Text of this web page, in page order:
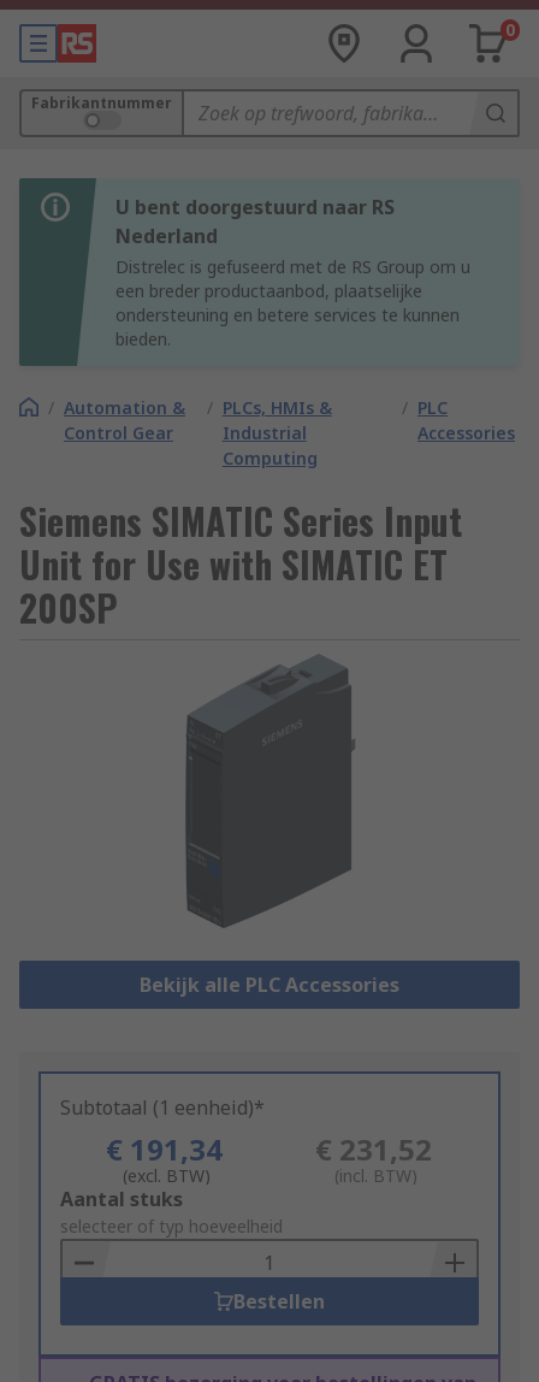
0
Fabrikantnummer
U bent doorgestuurd naar RS
Nederland
Distrelec is gefuseerd met de RS Group om u
een breder productaanbod, plaatselijke
ondersteuning en betere services te kunnen
bieden.
/ Automation &
Control Gear
/ PLCs, HMIs &
Industrial
Computing
/ PLC
Accessories
Siemens SIMATIC Series Input
Unit for Use with SIMATIC ET
200SP
Bekijk alle PLC Accessories
Subtotaal (1 eenheid)*
€ 191,34
(excl. BTW)
€ 231,52
(incl. BTW)
Add
to
Basket
Aantal stuks
selecteer of typ hoeveelheid
Bestellen